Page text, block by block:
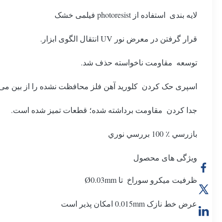
لایه بندی ️ استفاده از photoresist فیلمی خشک
قرار گرفتن در معرض نور UV انتقال الگوی ابزار.
توسعه ️ مقاومت ناخواسته حذف شد.
اسپری حک کردن ️ کلورید آهن فلز محافظت نشده را از بین
جدا کردن ️ مقاومت برداشته شده؛ قطعات تمیز شده است.
بازرسي ٪ 100 بررسي نوري
ویژگی های محصول
ظرفیت میکرو سوراخ ️ تا Ø0.03mm
عرض خط نازک 0.015mm امکان پذیر است